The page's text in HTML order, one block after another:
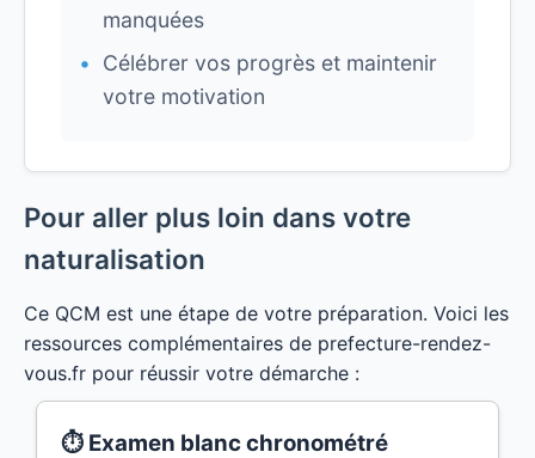
manquées
Célébrer vos progrès et maintenir
votre motivation
Pour aller plus loin dans votre
naturalisation
Ce QCM est une étape de votre préparation. Voici les
ressources complémentaires de prefecture-rendez-
vous.fr pour réussir votre démarche :
⏱ Examen blanc chronométré